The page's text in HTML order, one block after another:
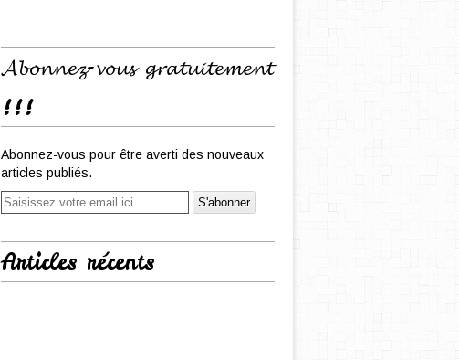
𝓐𝓫𝓸𝓷𝓷𝓮𝔃-𝓿𝓸𝓾𝓼 𝓰𝓻𝓪𝓽𝓾𝓲𝓽𝓮𝓶𝓮𝓷𝓽
!!!
Abonnez-vous pour être averti des nouveaux
articles publiés.
Articles récents